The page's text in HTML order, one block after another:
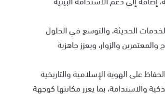
الحديثة، والتوسع في الحلول
والزوار، ويعزز جاهزية
على الهوية الإسلامية والتاريخية
والاستدامة، بما يعزز مكانتها كوجهة